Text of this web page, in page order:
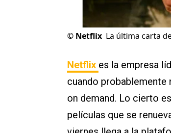
© Netflix La última carta
Netflix es la empresa
cuando
on demand. Lo cierto
películas que se